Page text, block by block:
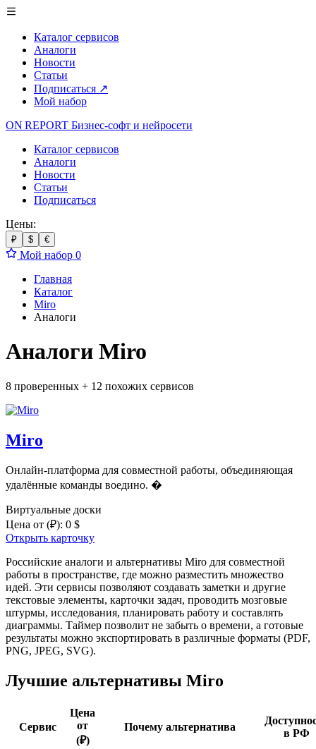
Каталог сервисов
Аналоги
Новости
Статьи
Подписаться ↗
Мой набор
ON REPORT Бизнес-софт и нейросети
Каталог сервисов
Аналоги
Новости
Статьи
Подписаться
Цены:
₽ $ €
Мой набор 0
Главная
Каталог
Miro
Аналоги
Аналоги Miro
8 проверенных + 12 похожих сервисов
Miro
Онлайн-платформа для совместной работы, объединяющая
удалённые команды воедино. �
Виртуальные доски
Цена от (₽): 0 $
Открыть карточку
Российские аналоги и альтернативы Miro для совместной
работы в пространстве, где можно разместить множество
идей. Эти сервисы позволяют создавать заметки и другие
текстовые элементы, карточки задач, проводить мозговые
штурмы, исследования, планировать работу и составлять
диаграммы. Таймер позволит не забыть о времени, а готовые
результаты можно экспортировать в различные форматы (PDF,
PNG, JPEG, SVG).
Лучшие альтернативы Miro
Сервис
Цена
от
(₽)
Почему альтернатива
в РФ